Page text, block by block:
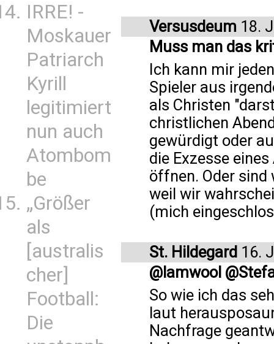
IRRE! -
Moskauer
Patriarch
Kyrill
legitimiert
nun auch
Atombom
be
„Größer
als
[australis
cher]
Football:
Die
Versusdeum 18.
Muss man das
Ich kann mir
Spieler aus
als Christen
christlichen
gewürdigt oder
die Exzesse
öffnen. Oder sind
weil wir
(mich
St. Hildegard 16.
@lamwool
So wie ich das
laut
Nachfrage